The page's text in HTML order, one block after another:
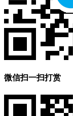
微信扫一扫打赏